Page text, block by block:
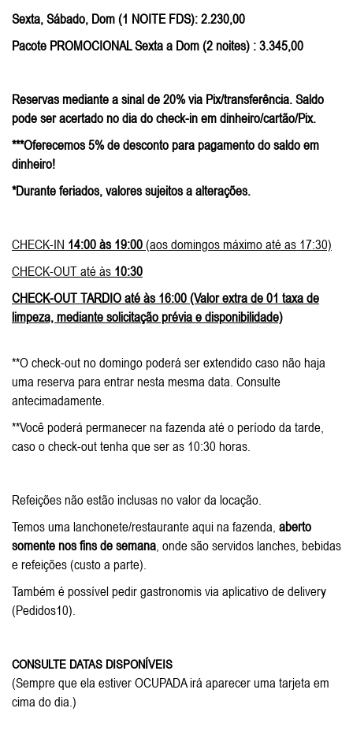
Sexta, Sábado, Dom (1 NOITE FDS): 2.230,00
Pacote PROMOCIONAL Sexta a Dom (2 noites) : 3.345,00
Reservas mediante a sinal de 20% via Pix/transferência. Saldo
pode ser acertado no dia do check-in em dinheiro/cartão/Pix.
***Oferecemos 5% de desconto para pagamento do saldo em
dinheiro!
*Durante feriados, valores sujeitos a alterações.
CHECK-IN 14:00 às 19:00 (aos domingos máximo até as 17:30)
CHECK-OUT até às 10:30
CHECK-OUT TARDIO até às 16:00 (Valor extra de 01 taxa de
limpeza, mediante solicitação prévia e disponibilidade)
**O check-out no domingo poderá ser extendido caso não haja
uma reserva para entrar nesta mesma data. Consulte
antecimadamente.
**Você poderá permanecer na fazenda até o período da tarde,
caso o check-out tenha que ser as 10:30 horas.
Refeições não estão inclusas no valor da locação.
Temos uma lanchonete/restaurante aqui na fazenda, aberto
somente nos fins de semana, onde são servidos lanches, bebidas
e refeições (custo a parte).
Também é possível pedir gastronomis via aplicativo de delivery
(Pedidos10).
CONSULTE DATAS DISPONÍVEIS
(Sempre que ela estiver OCUPADA irá aparecer uma tarjeta em
cima do dia.)